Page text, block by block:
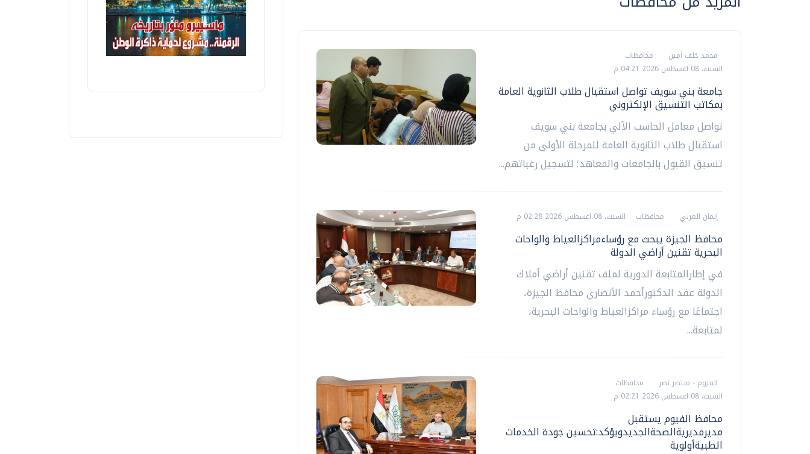
محمد خلف أمين
محافظات
السبت، 08 اغسطس 2026 04:21 م
جامعة بني سويف تواصل استقبال طلاب الثانوية العامة
بمكاتب التنسيق الإلكتروني
تواصل معامل الحاسب الآلي بجامعة بني سويف
استقبال طلاب الثانوية العامة للمرحلة الأولى من
تنسيق القبول بالجامعات والمعاهد؛ لتسجيل رغباتهم...
إيمان العربي محافظات السبت، 08 اغسطس 2026 02:28 م
محافظ الجيزة يبحث مع رؤساءمراكزالعياط والواحات
البحرية تقنين أراضي الدولة
في إطارالمتابعة الدورية لملف تقنين أراضي أملاك
الدولة عقد الدكتورأحمد الأنصاري محافظ الجيزة،
اجتماعًا مع رؤساء مراكزالعياط والواحات البحرية،
لمتابعة...
الفيوم - منتصر نصر
محافظات
السبت، 08 اغسطس 2026 02:21 م
محافظ الفيوم يستقبل
مديرمديريةالصحةالجديدويؤكد:تحسين جودة الخدمات
الطبيةأولوية